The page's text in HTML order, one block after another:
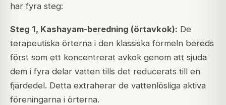
har fyra steg:
Steg 1, Kashayam-beredning (örtavkok): De
terapeutiska örterna i den klassiska formeln bereds
först som ett koncentrerat avkok genom att sjuda
dem i fyra delar vatten tills det reducerats till en
fjärdedel. Detta extraherar de vattenlösliga aktiva
föreningarna i örterna.